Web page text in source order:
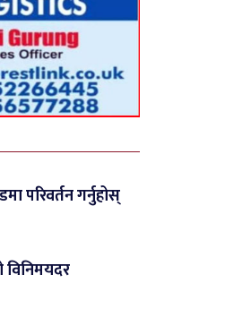
परिवर्तन गर्नुहोस्